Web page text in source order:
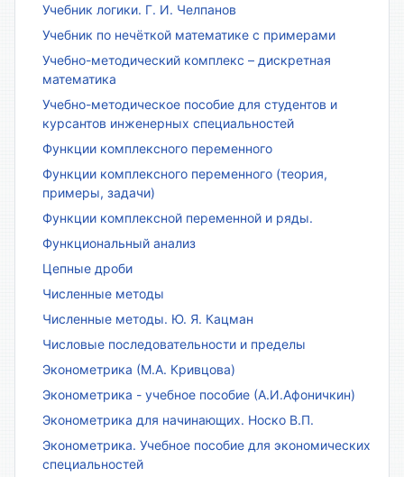
Учебник логики. Г. И. Челпанов
Учебник по нечёткой математике с примерами
Учебно-методический комплекс – дискретная
математика
Учебно-методическое пособие для студентов и
курсантов инженерных специальностей
Функции комплексного переменного
Функции комплексного переменного (теория,
примеры, задачи)
Функции комплексной переменной и ряды.
Функциональный анализ
Цепные дроби
Численные методы
Численные методы. Ю. Я. Кацман
Числовые последовательности и пределы
Эконометрика (М.А. Кривцова)
Эконометрика - учебное пособие (А.И.Афоничкин)
Эконометрика для начинающих. Носко В.П.
Эконометрика. Учебное пособие для экономических
специальностей